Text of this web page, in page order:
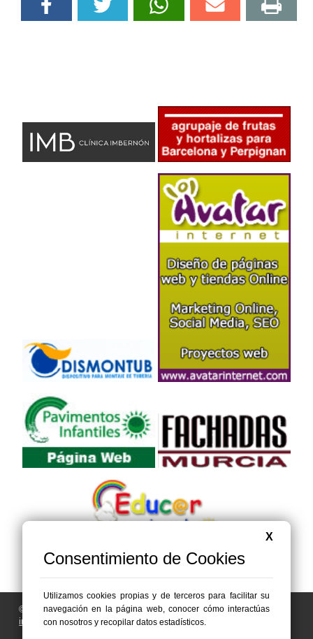
© 2006 - 2026 Portal de Abanilla Noticias
info@portaldeabanilla.es
X
Consentimiento de Cookies
Utilizamos cookies propias y de terceros para facilitar su
navegación en la página web, conocer cómo interactúas
con nosotros y recopilar datos estadísticos.